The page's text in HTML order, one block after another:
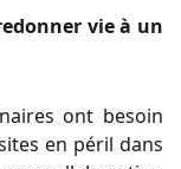
vie à un
ont besoin
en péril dans